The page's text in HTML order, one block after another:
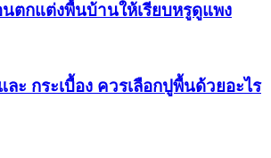
ตกแต่งพื้นบ้านให้เรียบหรูดูแพง
ะ กระเบื้อง ควรเลือกปูพื้นด้วยอะไร